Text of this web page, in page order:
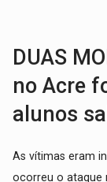
DUAS
no Acre
alunos
As vítimas eram
ocorreu o ataque